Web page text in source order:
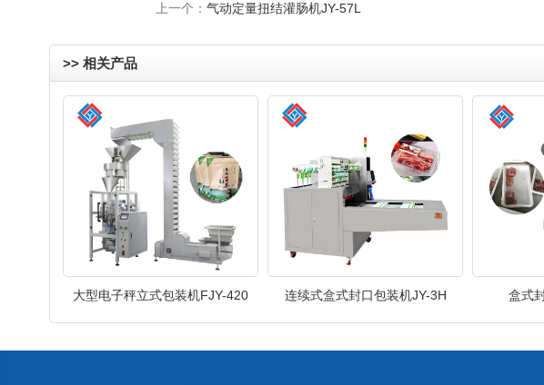
上一个： 气动定量扭结灌肠机JY-57L
>> 相关产品
大型电子秤立式包装机FJY-420 连续式盒式封口包装机JY-3H 盒式